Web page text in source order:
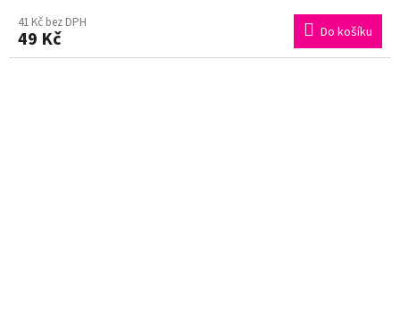
41 Kč bez DPH
49 Kč Do košíku